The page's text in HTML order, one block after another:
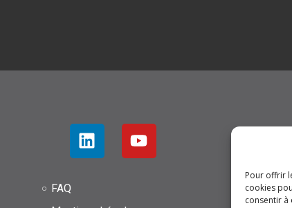
Pour offrir
cookies
consentir à
FAQ